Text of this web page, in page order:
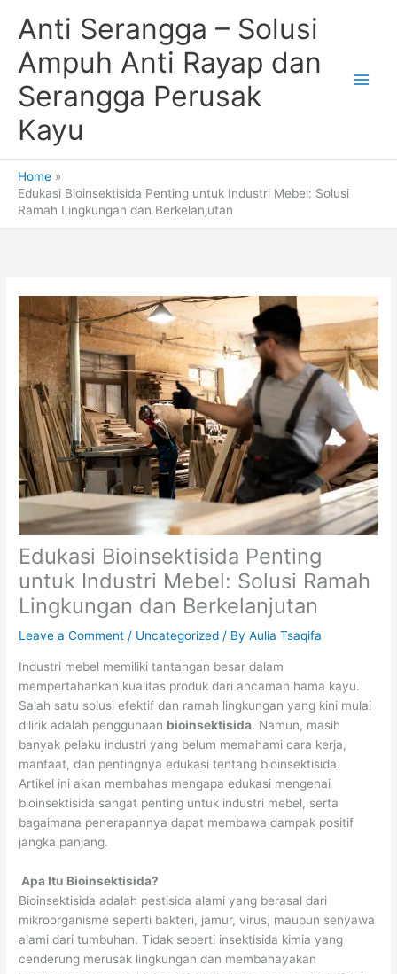
Anti Serangga – Solusi
Ampuh Anti Rayap dan
Serangga Perusak
Kayu
Home
Edukasi Bioinsektisida Penting untuk Industri Mebel: Solusi
Ramah Lingkungan dan Berkelanjutan
Edukasi Bioinsektisida Penting
untuk Industri Mebel: Solusi Ramah
Lingkungan dan Berkelanjutan
Leave a Comment / Uncategorized / ByAulia Tsaqifa
Industri mebel memiliki tantangan besar dalam
mempertahankan kualitas produk dari ancaman hama kayu.
Salah satu solusi efektif dan ramah lingkungan yang kini mulai
dilirik adalah penggunaan bioinsektisida. Namun, masih
banyak pelaku industri yang belum memahami cara kerja,
manfaat, dan pentingnya edukasi tentang bioinsektisida.
Artikel ini akan membahas mengapa edukasi mengenai
bioinsektisida sangat penting untuk industri mebel, serta
bagaimana penerapannya dapat membawa dampak positif
jangka panjang.
Apa Itu Bioinsektisida?
Bioinsektisida adalah pestisida alami yang berasal dari
mikroorganisme seperti bakteri, jamur, virus, maupun senyawa
alami dari tumbuhan. Tidak seperti insektisida kimia yang
cenderung merusak lingkungan dan membahayakan